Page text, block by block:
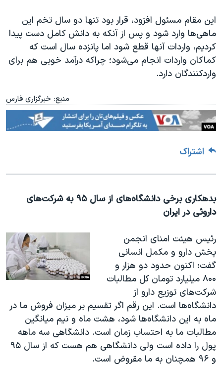
این مقام مسئول افزود، قرار بود تنها دو سال تخم این
ماهی‌ها وارد شود و پس از آنکه به دانش کامل دست پیدا
کردیم، واردات آنها قطع شود اما پانزده سال است که
کماکان واردات انجام می‌شود؛ چراکه درآمد خوبی هم برای
واردکنندگان دارد.
منبع: خبرگزاری فارس
اشتراک
بدهکاری برخی دانشگاه‌های از سال ۹۵ به شرکت‌‌های
داروئی در ایران
رئیس هیئت امنای انجمن
پخش دارو و مکمل انسانی
گفت: اکنون حدود دو هزار و
۸۰۰ میلیارد تومان کل مطالبات
شرکت‌های توزیع دارو از
دانشگاه‌ها است. این رقم اگر تقسیم بر میزان فروش ما در
ماه به این دانشگاه‌‌ها شود، هشت ماه و نیم میانگین
مطالبات ما به احتساب زمان است. دانشگاهی سه ماهه
پول را داده است ولی دانشگاهی هم هست که از سال ۹۵
و ۹۶ همچنان به ما مقروض است.